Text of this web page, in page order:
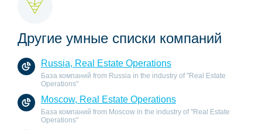
Другие умные списки компаний
Russia, Real Estate Operations
База компаний from Russia in the industry of "Real Estate
Operations"
Moscow, Real Estate Operations
База компаний from Moscow in the industry of "Real Estate
Operations"